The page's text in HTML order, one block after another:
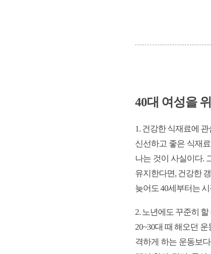
40대 여성을
1. 건강한 식재료에
신선하고 좋은 식재
나는 것이 사실이다.
유지한다면, 건강한
늦어도 40세부터는
2. 노년에도 꾸준히
20~30대 때 해오던
격하게 하는 운동보